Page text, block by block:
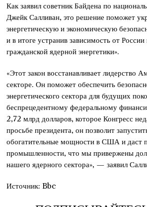
Как заявил советник Байдена по
Джейк Салливан, это решение поможет
энергетическую и экономическую
и в итоге устранив зависимость от России
гражданской ядерной энергетики».
«Этот закон восстанавливает лидерство
секторе. Он поможет обеспечить
энергетического сектора для будущих
беспрецедентному федеральному
2,72 млрд долларов, которое Конгресс
просьбе президента, он позволит
обогатительные мощности в США и даст
промышленности, что мы привержены
нашего ядерного сектора», — заявил
Источник: Bbc